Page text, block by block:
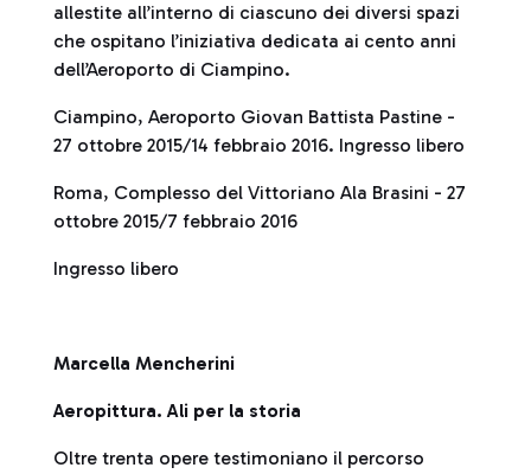
allestite all’interno di ciascuno dei diversi spazi
che ospitano l’iniziativa dedicata ai cento anni
dell’Aeroporto di Ciampino.
Ciampino, Aeroporto Giovan Battista Pastine -
27 ottobre 2015/14 febbraio 2016. Ingresso libero
Roma, Complesso del Vittoriano Ala Brasini - 27
ottobre 2015/7 febbraio 2016
Ingresso libero
Marcella Mencherini
Aeropittura. Ali per la storia
Oltre trenta opere testimoniano il percorso